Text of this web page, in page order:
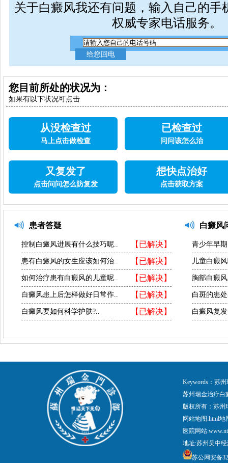
关于白癜风我还有问题，输入自己的手
权威专家电话服务。
您目前所处的状况为：
如果有以下状况可点击
从没检查过
马上点击做检查
已检查过
问问该怎么治
又复发了
点击问问怎么防复发
想快点治好
点击获取方案
患者答疑
【已解决】
控制白癜风进展有什么技巧呢..
【已解决】
患有白癜风的女生应该如何治..
【已解决】
如何治疗患有白癜风的儿童呢..
【已解决】
白癜风患上后怎样做好日常作..
【已解决】
白癜风要如何科学护肤?..
白癜风
青少年早
儿童白癜
胸部白癜
白斑的患
白癜风复
Keywords：苏
苏州瑞金治疗白
版权所有：苏
网站地图:html地
医院网站
地址:苏州吴中
苏公网安备